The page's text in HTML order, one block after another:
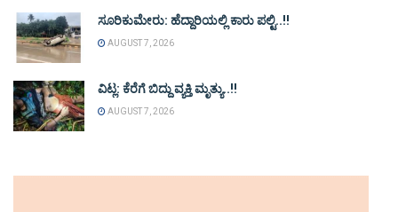
ಸೂರಿಕುಮೇರು: ಹೆದ್ದಾರಿಯಲ್ಲಿ ಕಾರು ಪಲ್ಟಿ..!!
AUGUST 7, 2026
ವಿಟ್ಲ: ಕೆರೆಗೆ ಬಿದ್ದು ವ್ಯಕ್ತಿ ಮೃತ್ಯು..!!
AUGUST 7, 2026